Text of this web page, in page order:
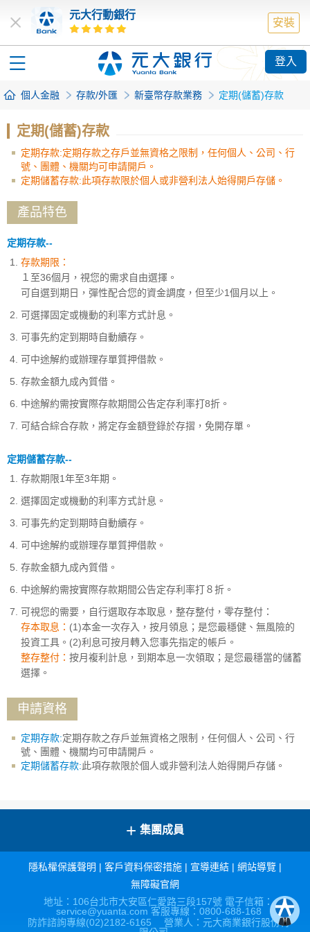
元大行動銀行
安裝
登入
個人金融 存款/外匯 新臺幣存款業務 定期(儲蓄)存款
定期(儲蓄)存款
定期存款:定期存款之存戶並無資格之限制，任何個人、公司、行
號、團體、機關均可申請開戶。
定期儲蓄存款:此項存款限於個人或非營利法人始得開戶存儲。
產品特色
定期存款--
存款期限：
１至36個月，視您的需求自由選擇。
可自選到期日，彈性配合您的資金調度，但至少1個月以上。
可選擇固定或機動的利率方式計息。
可事先約定到期時自動續存。
可中途解約或辦理存單質押借款。
存款金額九成內質借。
中途解約需按實際存款期間公告定存利率打8折。
可結合綜合存款，將定存金額登錄於存摺，免開存單。
定期儲蓄存款--
存款期限1年至3年期。
選擇固定或機動的利率方式計息。
可事先約定到期時自動續存。
可中途解約或辦理存單質押借款。
存款金額九成內質借。
中途解約需按實際存款期間公告定存利率打８折。
可視您的需要，自行選取存本取息，整存整付，零存整付：
存本取息： (1)本金一次存入，按月領息；是您最穩健、無風險的
投資工具。(2)利息可按月轉入您事先指定的帳戶。
整存整付： 按月複利計息，到期本息一次領取；是您最穩當的儲蓄
選擇。
申請資格
定期存款:定期存款之存戶並無資格之限制，任何個人、公司、行
號、團體、機關均可申請開戶。
定期儲蓄存款:此項存款限於個人或非營利法人始得開戶存儲。
+ 集團成員
隱私權保護聲明 | 客戶資料保密措施 | 宣導連結 | 網站導覽 |
無障礙官網
地址：106台北市大安區仁愛路三段157號 電子信箱：
service@yuanta.com 客服專線：0800-688-168
防詐諮詢專線(02)2182-6165 營業人：元大商業銀行股份有